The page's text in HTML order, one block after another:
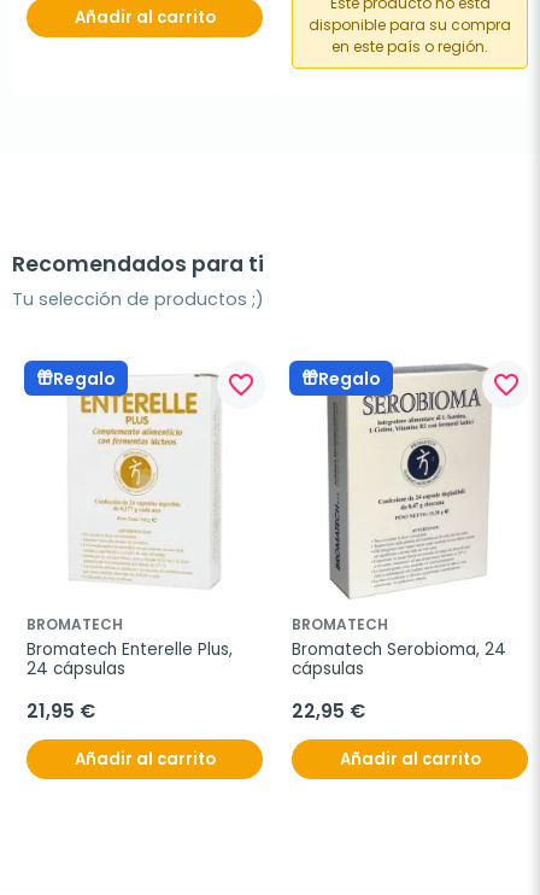
Añadir al carrito
disponible para su compra
en este país o región.
Recomendados para ti
Tu selección de productos ;)
Regalo favorite_border
BROMATECH
Bromatech Enterelle Plus,
24 cápsulas
21,95 €
Añadir al carrito
Regalo favorite_border
BROMATECH
Bromatech Serobioma, 24
cápsulas
22,95 €
Añadir al carrito